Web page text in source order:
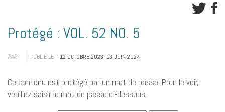
Protégé : VOL. 52 NO. 5
PAR PUBLIÉ LE - 12 OCTOBRE 2023- 13 JUIN 2024
Ce contenu est protégé par un mot de passe. Pour le voir,
veuillez saisir le mot de passe ci-dessous.